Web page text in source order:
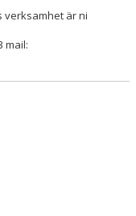
verksamhet är ni
mail: